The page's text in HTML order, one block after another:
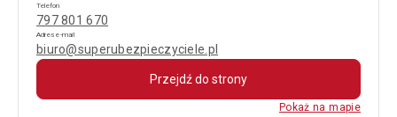
Telefon
797 801 670
Adres e-mail
biuro@superubezpieczyciele.pl
Przejdź do strony
Pokaż na mapie